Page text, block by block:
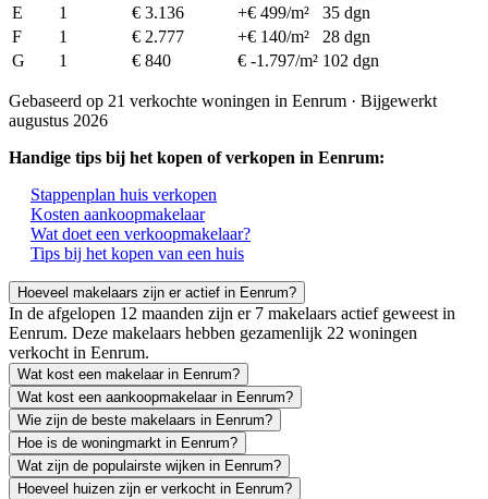
E
1 € 3.136 +€ 499/m²
35 dgn
F
1 € 2.777 +€ 140/m²
28 dgn
G
1 € 840 € -1.797/m² 102 dgn
Gebaseerd op 21 verkochte woningen in Eenrum · Bijgewerkt
augustus 2026
Handige tips bij het kopen of verkopen in Eenrum:
Stappenplan huis verkopen
Kosten aankoopmakelaar
Wat doet een verkoopmakelaar?
Tips bij het kopen van een huis
Hoeveel makelaars zijn er actief in Eenrum?
In de afgelopen 12 maanden zijn er 7 makelaars actief geweest in
Eenrum. Deze makelaars hebben gezamenlijk 22 woningen
verkocht in Eenrum.
Wat kost een makelaar in Eenrum?
Wat kost een aankoopmakelaar in Eenrum?
Wie zijn de beste makelaars in Eenrum?
Hoe is de woningmarkt in Eenrum?
Wat zijn de populairste wijken in Eenrum?
Hoeveel huizen zijn er verkocht in Eenrum?